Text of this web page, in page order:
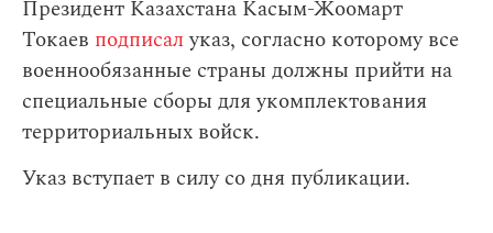
Президент Казахстана Касым-Жоомарт
Токаев подписалуказ, согласно которому все
военнообязанные страны должны прийти на
специальные сборы для укомплектования
территориальных войск.
Указ вступает в силу со дня публикации.